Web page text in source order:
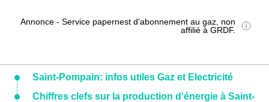
Annonce - Service papernest d'abonnement au gaz, non
affilié à GRDF.
Saint-Pompain: infos utiles Gaz et Electricité
Chiffres clefs sur la production d'énergie à Saint-